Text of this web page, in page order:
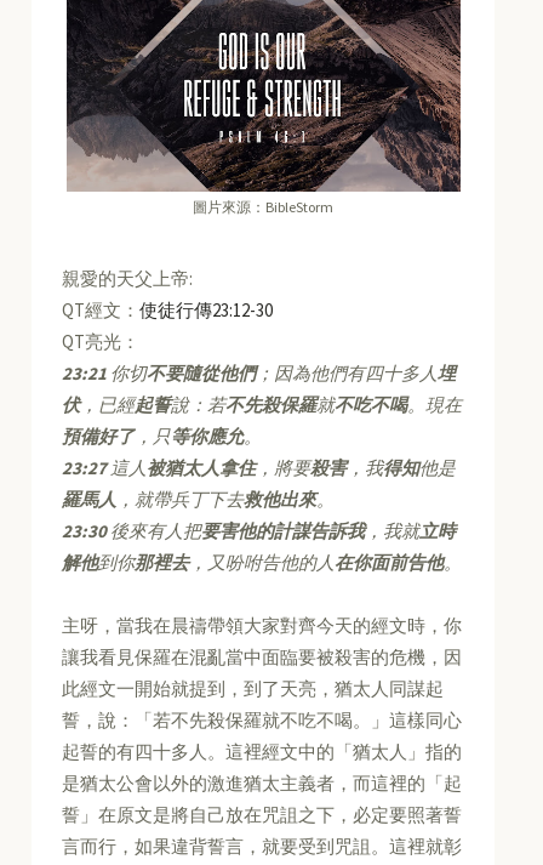
圖片來源：BibleStorm
親愛的天父上帝:
QT經文：使徒行傳23:12-30
QT亮光：
23:21 你切不要隨從他們；因為他們有四十多人埋
伏，已經起誓說：若不先殺保羅就不吃不喝。現在
預備好了，只等你應允。
23:27這人被猶太人拿住，將要殺害，我得知他是
羅馬人 ，就帶兵丁下去救他出來。
23:30後來有人把要害他的計謀告訴我，我就立時
解他到你那裡去，又吩咐告他的人在你面前告他。
主呀，當我在晨禱帶領大家對齊今天的經文時，你
讓我看見保羅在混亂當中面臨要被殺害的危機，因
此經文一開始就提到，到了天亮，猶太人同謀起
誓，說：「若不先殺保羅就不吃不喝。」這樣同心
起誓的有四十多人。這裡經文中的「猶太人」指的
是猶太公會以外的激進猶太主義者，而這裡的「起
誓」在原文是將自己放在咒詛之下，必定要照著誓
言而行，如果違背誓言，就要受到咒詛。這裡就彰